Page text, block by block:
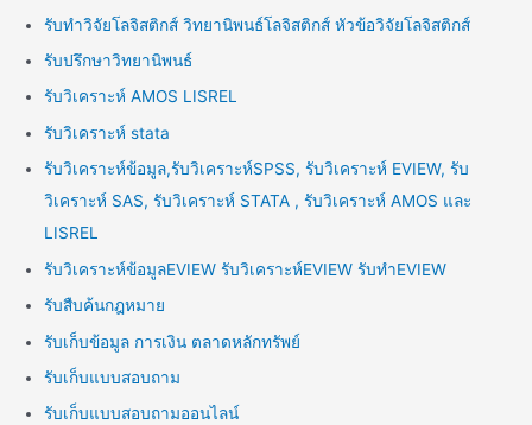
รับทำวิจัยโลจิสติกส์ วิทยานิพนธ์โลจิสติกส์ หัวข้อวิจัยโลจิสติกส์
รับปรึกษาวิทยานิพนธ์
รับวิเคราะห์ AMOS LISREL
รับวิเคราะห์ stata
รับวิเคราะห์ข้อมูล,รับวิเคราะห์SPSS, รับวิเคราะห์ EVIEW, รับ
วิเคราะห์ SAS, รับวิเคราะห์ STATA , รับวิเคราะห์ AMOS และ
LISREL
รับวิเคราะห์ข้อมูลEVIEW รับวิเคราะห์EVIEW รับทำEVIEW
รับสืบค้นกฎหมาย
รับเก็บข้อมูล การเงิน ตลาดหลักทรัพย์
รับเก็บแบบสอบถาม
รับเก็บแบบสอบถามออนไลน์